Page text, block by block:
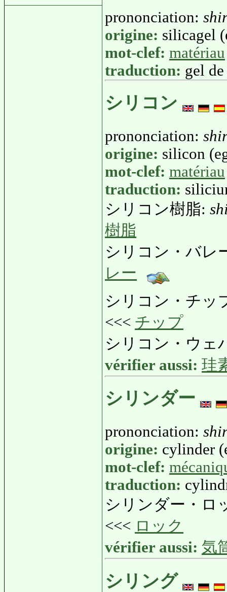
prononciation:
origine: silicagel
mot-clef: matériau
traduction: gel
シリコン
prononciation:
origine: silicon
mot-clef: matériau
traduction:
シリコン樹脂:
樹脂
シリコン・バレ
レー
シリコン・チッ
<<< チップ
シリコン・ウェ
vérifier aussi: 珪
シリンダー
prononciation:
origine: cylinder
mot-clef:
traduction:
シリンダー・ロ
<<< ロック
vérifier aussi: 気
シリング